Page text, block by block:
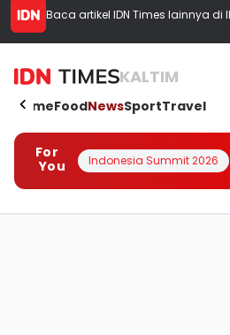
Baca artikel IDN Times lainnya di
KALTIM
HomeFoodNewsSportTravel
For
You
Indonesia Summit 2026